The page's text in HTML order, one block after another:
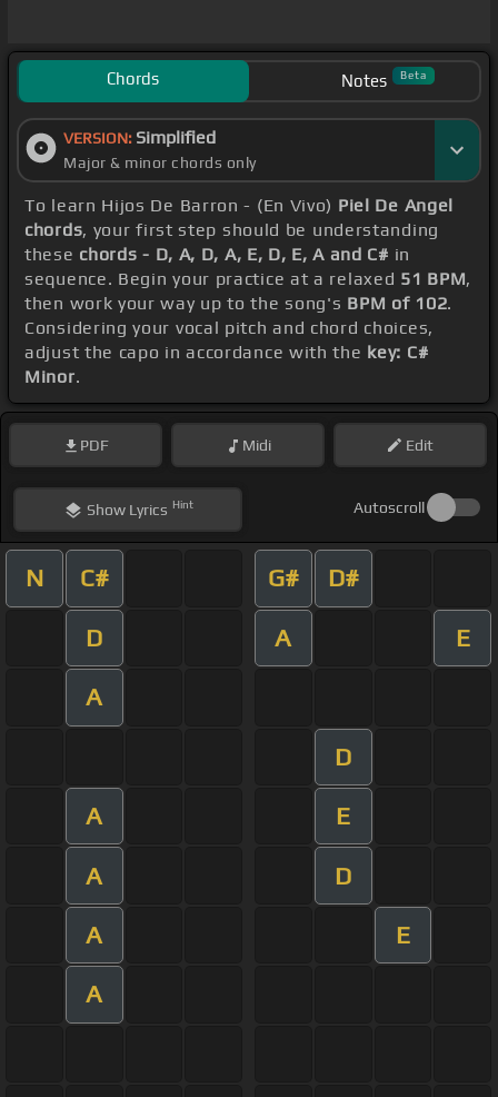
Chords Notes Beta
VERSION: Simplified
Major & minor chords only
To learn Hijos De Barron - (En Vivo) Piel De Angel
chords, your first step should be understanding
these chords - D, A, D, A, E, D, E, A and C# in
sequence. Begin your practice at a relaxed 51 BPM,
then work your way up to the song's BPM of 102.
Considering your vocal pitch and chord choices,
adjust the capo in accordance with the key: C#
Minor.
PDF Midi Edit
ShowLyrics Hint Autoscroll
N C# G# D#
D A E
A
D
A E
A D
A E
A